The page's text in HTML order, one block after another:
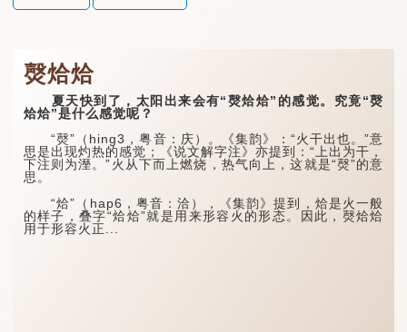
㷫烚烚
夏天快到了，太阳出来会有“㷫烚烚”的感觉。究竟“㷫
烚烚”是什么感觉呢？
“㷫”（hing3，粤音：庆）。《集韵》：“火干出也。”意
思是出现灼热的感觉；《说文解字注》亦提到：“上出为干，
下注则为溼。”火从下而上燃烧，热气向上，这就是“㷫”的意
思。
“烚”（hap6，粤音：洽），《集韵》提到，烚是火一般
的样子，叠字“烚烚”就是用来形容火的形态。因此，㷫烚烚
用于形容火正...